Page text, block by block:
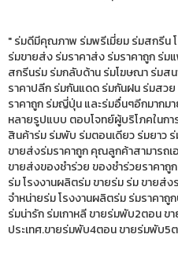
" ร่มดีมีคุณภาพ ร่มพรีเมี่ยม ร่มสกรีน
ร่มขายส่ง ร่มราคาส่ง ร่มราคาถูก ร่
สกรีนร่ม ร่มกลับด้าน ร่มโฆษณา ร่มสน
ราคาปลีก ร่มกันแดด ร่มกันฝน ร่มสว
ราคาถูก ร่มญี่ปุ่น และร่มอื่นๆอีกมากม
หลายรูปแบบ ตอบโจทย์ผู้บริโภคในก
สินค้าร่ม ร่มพับ ร่มตอนเดียว ร่มยาว
ขายส่งร่มราคาถูก คุณลูกค้าสามารถเ
ขายส่งของชำร่วย ของชำร่วยราคา
ร่ม โรงงานผลิตร่ม ขายร่ม ร่ม ขายส่
จำหน่ายร่ม โรงงานผลิตร่ม ร่มราคา
ร่มน่ารัก ร่มเกาหลี ขายร่มพับ2ตอน ข
ประเทศ.ขายร่มพับ4ตอน ขายร่มพับ5